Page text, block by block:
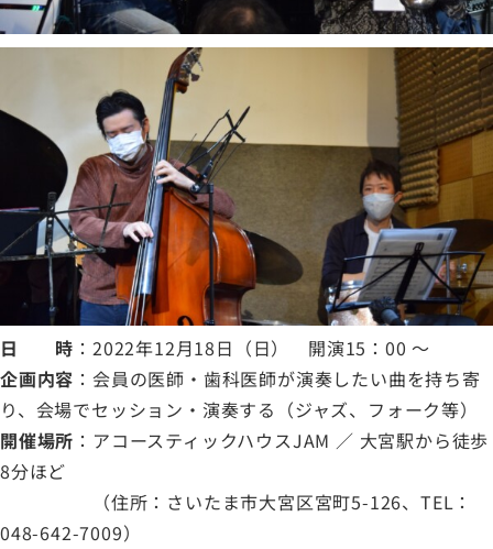
日 時 ：2022年12月18日（日） 開演15：00 ～
企画内容 ：会員の医師・歯科医師が演奏したい曲を持ち寄
り、会場でセッション・演奏する（ジャズ、フォーク等）
開催場所 ：アコースティックハウスJAM ／ 大宮駅から徒歩
8分ほど
（住所：さいたま市大宮区宮町5-126、TEL：
048-642-7009）